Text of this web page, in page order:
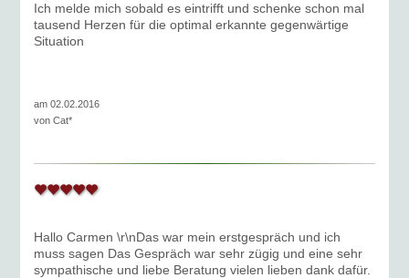
Ich melde mich sobald es eintrifft und schenke schon mal
tausend Herzen für die optimal erkannte gegenwärtige
Situation
am 02.02.2016
vonCat*
Hallo Carmen \r\nDas war mein erstgespräch und ich
muss sagen Das Gespräch war sehr zügig und eine sehr
sympathische und liebe Beratung vielen lieben dank dafür.